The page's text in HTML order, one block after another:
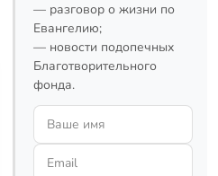
— разговор о жизни по
Евангелию;
— новости подопечных
Благотворительного
фонда.